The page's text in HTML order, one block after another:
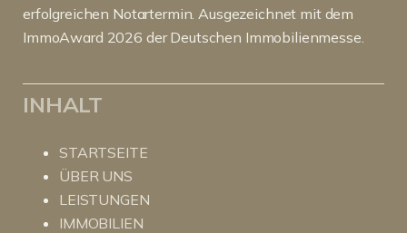
erfolgreichen Notartermin. Ausgezeichnet mit dem
ImmoAward 2026 der Deutschen Immobilienmesse.
INHALT
STARTSEITE
ÜBER UNS
LEISTUNGEN
IMMOBILIEN